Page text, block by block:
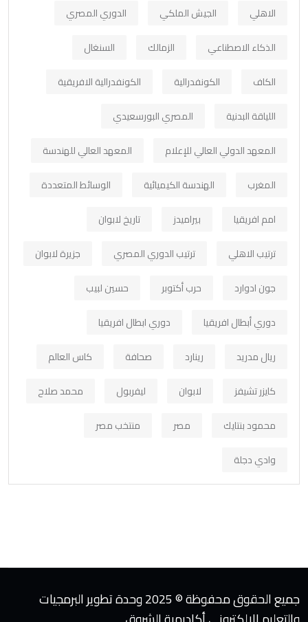
الاهلي
الجيش الملكي
الدوري المصري
الذكاء الاصطناعي
الزمالك
السنغال
الكاف
الكونفدرالية
الكونفدرالية الافريقية
اللياقة البدنية
المصري البورسعيدي
المعهد الدولي العالي للإعلام
المعهد العالي للهندسة
المغرب
الهندسة الكيميائية
الوسائط المتعددة
امم افريقيا
بيراميدز
تاريخ لابوان
ترتيب الاهلي
ترتيب الدوري المصري
جزيرة لابوان
جون ادوارد
حرب أكتوبر
حسين لبيب
دوري أبطال افريقيا
دوري ابطال افريقيا
ريال مدريد
رينارد صحافة
كاس العالم
كايزر تشيفز
لابوان ليفربول
محمد صلاح
محمود بنتايك
مصر
منتخب مصر
وادي دجلة
جميع الحقوق محفوظة © 2025 وحدة تطوير البرمجيات